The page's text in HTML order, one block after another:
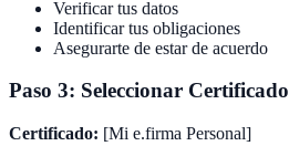
Verificar tus datos
Identificar tus obligaciones
Asegurarte de estar de acuerdo
Paso 3: Seleccionar Certificado
Certificado: [Mi e.firma Personal]